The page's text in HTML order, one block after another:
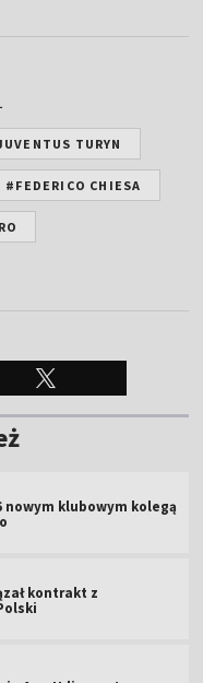
TURYN
#FEDERICO CHIESA
nowym klubowym kolegą
kontrakt z